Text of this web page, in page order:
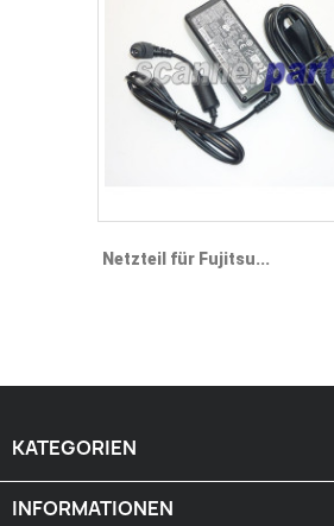
Netzteil für Fujitsu...
KATEGORIEN
INFORMATIONEN